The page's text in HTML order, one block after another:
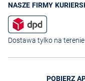
NASZE FIRMY
Dostawa tylko na
POBIERZ